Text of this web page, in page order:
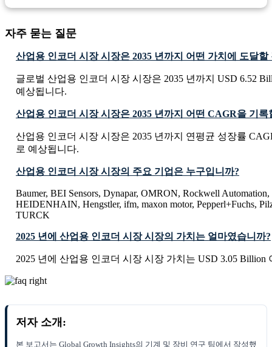
자주 묻는 질문
산업용 인코더 시장 시장은 2035 년까지 어떤 가치에 도달
글로벌 산업용 인코더 시장 시장은 2035 년까지 USD 6.52
예상됩니다.
산업용 인코더 시장 시장은 2035 년까지 어떤 CAGR을 기
산업용 인코더 시장 시장은 2035 년까지 연평균 성장률
로 예상됩니다.
산업용 인코더 시장 시장의 주요 기업은 누구입니까?
Baumer, BEI Sensors, Dynapar, OMRON, Rockwell
HEIDENHAIN, Hengstler, ifm, maxon motor, Pepperl+Fuchs,
TURCK
2025 년에 산업용 인코더 시장 시장의 가치는 얼마였습니까?
2025 년에 산업용 인코더 시장 시장 가치는 USD 3.05 Billion
저자 소개:
본 보고서는 Global Growth Insights의 기계 및 장비 연구 팀에서 작성했